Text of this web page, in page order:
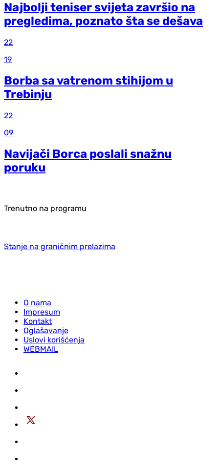
Najbolji teniser svijeta završio na
pregledima, poznato šta se dešava
22
19
Borba sa vatrenom stihijom u
Trebinju
22
09
Navijači Borca poslali snažnu
poruku
Trenutno na programu
Stanje na graničnim prelazima
O nama
Impresum
Kontakt
Oglašavanje
Uslovi korišćenja
WEBMAIL